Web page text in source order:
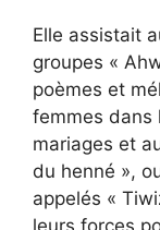
Elle assistait
groupes «
poèmes et
femmes dans
mariages et
du henné »,
appelés «
leurs forces